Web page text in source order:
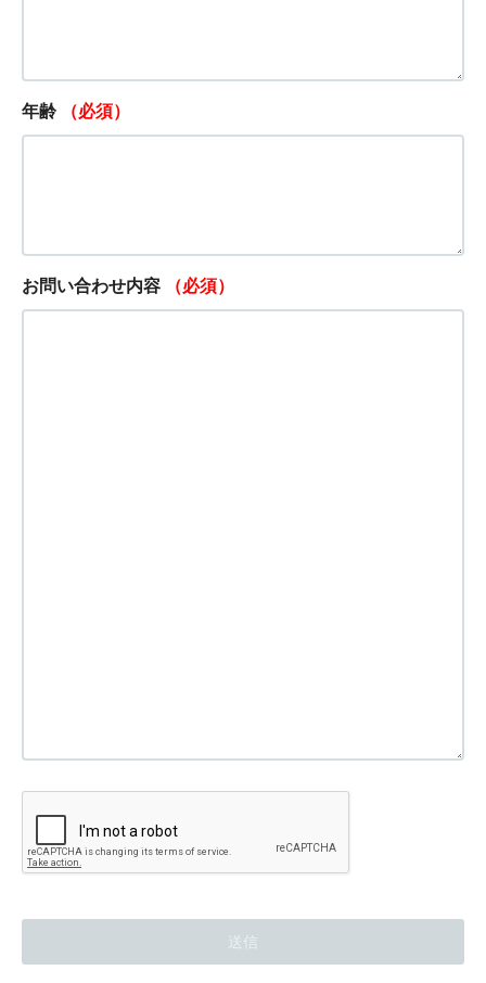
年齢 （必須）
お問い合わせ内容 （必須）